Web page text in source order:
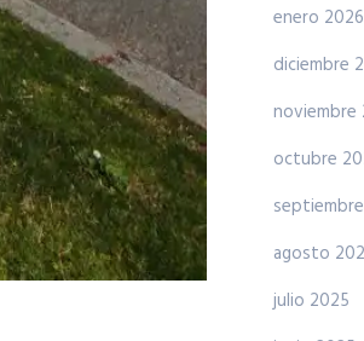
enero 2026
diciembre
noviembre
octubre
agosto
julio 2025